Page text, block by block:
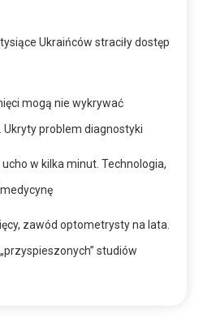
Ukraińców straciły dostęp
mogą nie wykrywać
problem diagnostyki
w kilka minut. Technologia,
zawód optometrysty na lata.
studiów